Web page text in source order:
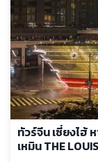
ทัวร์จีน เซี่ยงไฮ้
เหมิน THE